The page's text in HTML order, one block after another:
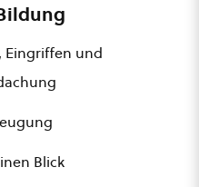
Eingriffen und
Blick